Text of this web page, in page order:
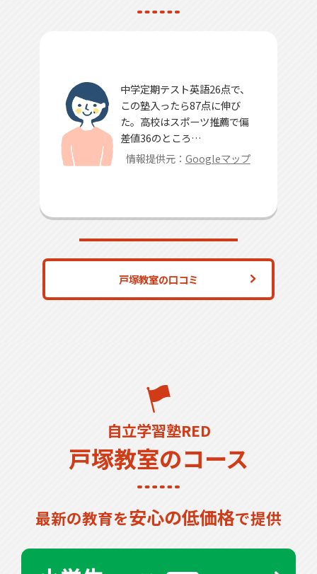
中学定期テスト英語26点で、
この塾入ったら87点に伸び
た。高校はスポーツ推薦で偏
差値36のところ…
情報提供元： Googleマップ
戸塚教室の口コミ
自立学習塾RED
戸塚教室のコース
最新の教育を安心の低価格で提供